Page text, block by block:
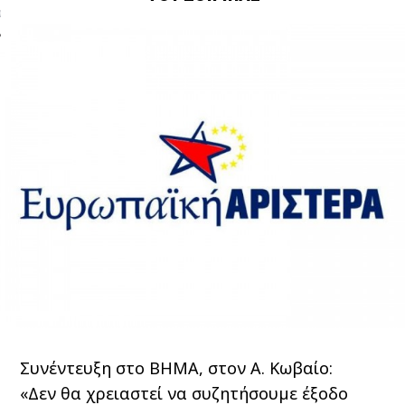
Συνέντευξη στο ΒΗΜΑ, στον Α. Κωβαίο:
«Δεν θα χρειαστεί να συζητήσουμε έξοδο